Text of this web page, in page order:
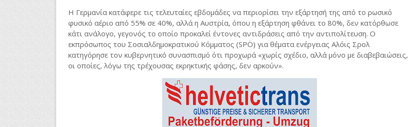
Η Γερμανία κατάφερε τις τελευταίες εβδομάδες να περιορίσει την εξάρτησή της από το ρωσικό
φυσικό αέριο από 55% σε 40%, αλλά η Αυστρία, όπου η εξάρτηση φθάνει το 80%, δεν κατόρθωσε
κάτι ανάλογο, γεγονός το οποίο προκαλεί έντονες αντιδράσεις από την αντιπολίτευση. Ο
εκπρόσωπος του Σοσιαλδημοκρατικού Κόμματος (SPÖ) για θέματα ενέργειας Αλόις Σρολ
κατηγόρησε τον κυβερνητικό συνασπισμό ότι προχωρά «χωρίς σχέδιο, αλλά μόνο με διαβεβαιώσεις,
οι οποίες, λόγω της τρέχουσας εκρηκτικής φάσης, δεν αρκούν».